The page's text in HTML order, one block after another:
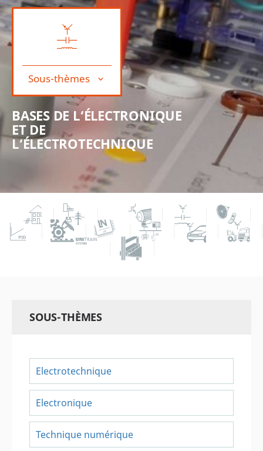
Sous-thèmes
BASES DE L‘ÉLECTRONIQUE
ET DE
L‘ÉLECTROTECHNIQUE
SOUS-THÈMES
Electrotechnique
Electronique
Technique numérique